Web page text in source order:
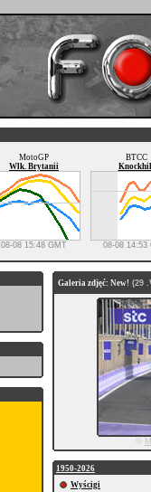
MotoGP
Wlk. Brytanii
08-08 15:48 GMT
BTCC
08-08 14:53
Galeria zdjęć: New! (29
©
1950-2026
Wyścigi